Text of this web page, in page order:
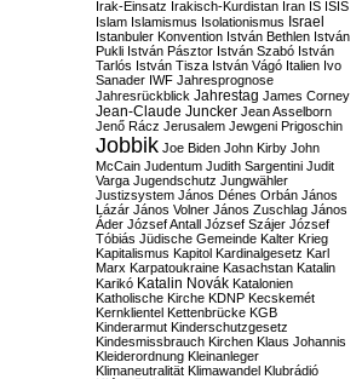
Irak-Einsatz Irakisch-Kurdistan Iran IS ISIS
Islam Islamismus Isolationismus Israel
Istanbuler Konvention István Bethlen István
Pukli István Pásztor István Szabó István
Tarlós István Tisza István Vágó Italien Ivo
Sanader IWF Jahresprognose
Jahresrückblick Jahrestag James Corney
Jean-Claude Juncker Jean Asselborn
Jenő Rácz Jerusalem Jewgeni Prigoschin
Jobbik Joe Biden John Kirby John
McCain Judentum Judith Sargentini Judit
Varga Jugendschutz Jungwähler
Justizsystem János Dénes Orbán János
Lázár János Volner János Zuschlag János
Áder József Antall József Szájer József
Tóbiás Jüdische Gemeinde Kalter Krieg
Kapitalismus Kapitol Kardinalgesetz Karl
Marx Karpatoukraine Kasachstan Katalin
Karikó Katalin Novák Katalonien
Katholische Kirche KDNP Kecskemét
Kernklientel Kettenbrücke KGB
Kinderarmut Kinderschutzgesetz
Kindesmissbrauch Kirchen Klaus Johannis
Kleiderordnung Kleinanleger
Klimaneutralität Klimawandel Klubrádió